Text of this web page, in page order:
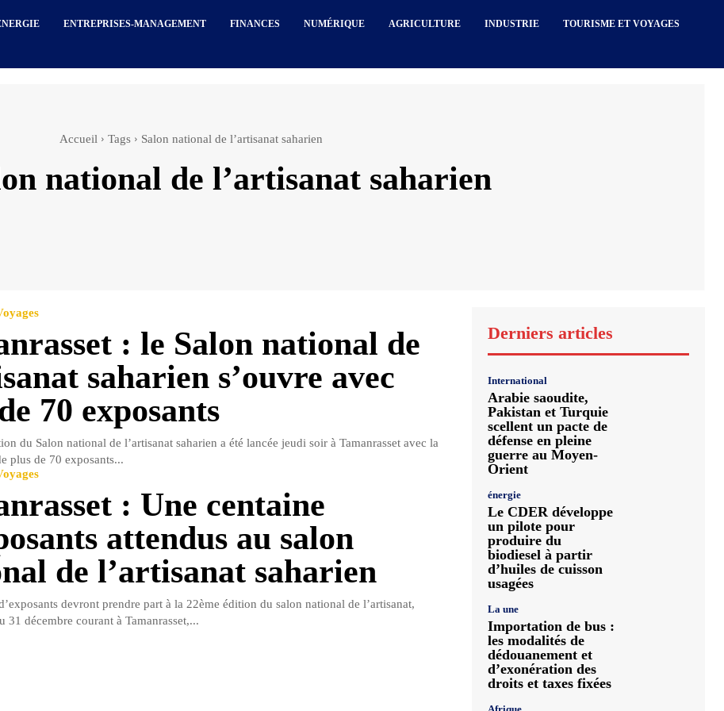
ENTREPRISES-MANAGEMENT FINANCES NUMÉRIQUE AGRICULTURE INDUSTRIE TOURISME ET VOYAGES
Accueil Tags Salon national de l’artisanat saharien
national de l’artisanat saharien
: le Salon national de
saharien s’ouvre avec
70 exposants
du Salon national de l’artisanat saharien a été lancée jeudi soir à Tamanrasset avec la
plus de 70 exposants...
: Une centaine
attendus au salon
de l’artisanat saharien
devront prendre part à la 22ème édition du salon national de l’artisanat,
31 décembre courant à Tamanrasset,...
Derniers articles
International
Arabie saoudite,
Pakistan et Turquie
scellent un pacte de
défense en pleine
guerre au Moyen-
Orient
énergie
Le CDER développe
un pilote pour
produire du
biodiesel à partir
d’huiles de cuisson
usagées
La une
Importation de bus :
les modalités de
dédouanement et
d’exonération des
droits et taxes fixées